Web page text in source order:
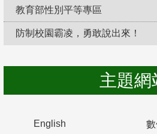
教育部性別平等專區
防制校園霸凌，勇敢說出來！
主題網
English